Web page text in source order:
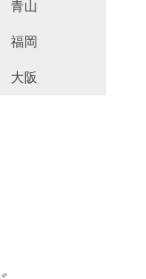
青山
福岡
大阪